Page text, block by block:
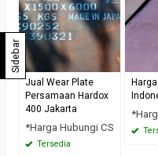
Jual Wear Plate
Persamaan Hardox
400 Jakarta
*Harga Hubungi CS
Tersedia
Sidebar